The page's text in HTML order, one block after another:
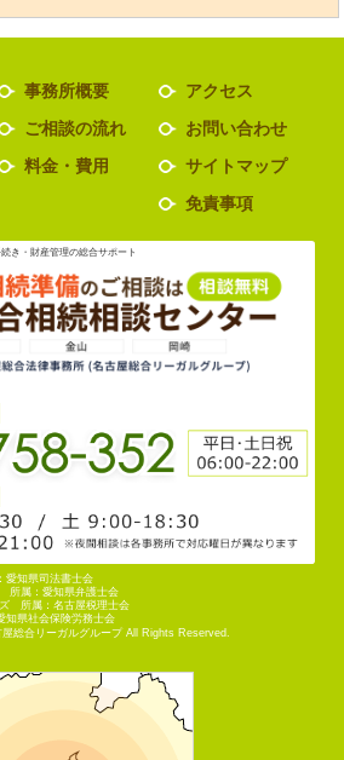
事務所概要
ご相談の流れ
料金・費用
アクセス
お問い合わせ
サイトマップ
免責事項
き・財産管理の総合サポート
知県司法書士会
所属：愛知県弁護士会
所属：名古屋税理士会
県社会保険労務士会
総合リーガルグループ All Rights Reserved.